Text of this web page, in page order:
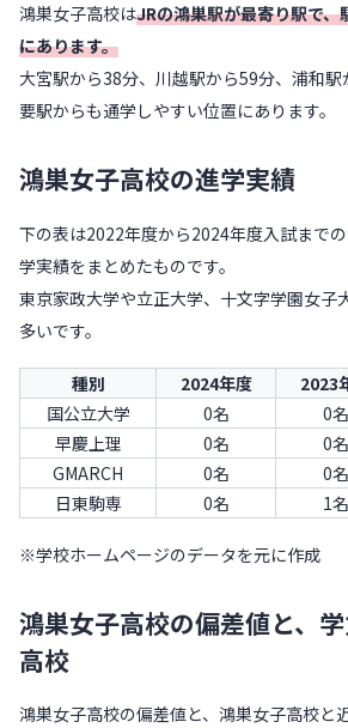
鴻巣女子高校はJRの鴻巣駅が最寄り駅で
にあります。
大宮駅から38分、川越駅から59分、浦和
要駅からも通学しやすい位置にあります。
鴻巣女子高校の進学実績
下の表は2022年度から2024年度入試まで
学実績をまとめたものです。
東京家政大学や立正大学、十文字学園女子
多いです。
種別 2024年度 2023
国公立大学
0名 0名
早慶上理
0名 0名
GMARCH
0名 0名
日東駒専
0名 1名
※学校ホームページのデータを元に作成
鴻巣女子高校の偏差値と、
高校
鴻巣女子高校の偏差値と、鴻巣女子高校と